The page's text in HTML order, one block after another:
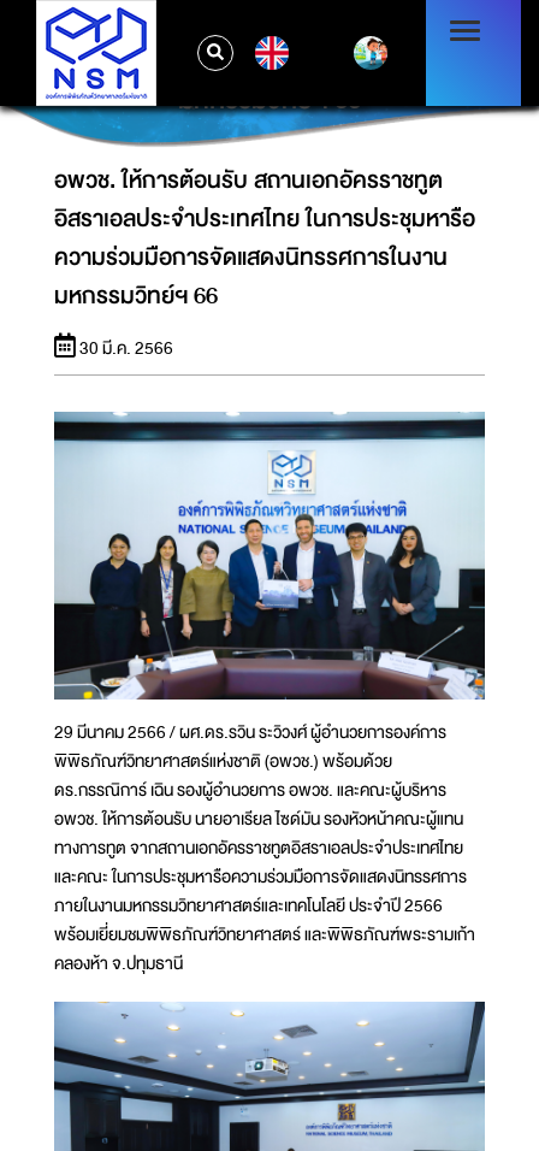
อพวช. ให้การต้อนรับ สถานเอกอัครราชทูต
อิสราเอลประจำประเทศไทย ในการประชุมหารือ
ความร่วมมือการจัดแสดงนิทรรศการในงาน
มหกรรมวิทย์ฯ 66
อพวช. ให้การต้อนรับ สถานเอกอัครราชทูต
อิสราเอลประจำประเทศไทย ในการประชุมหารือ
ความร่วมมือการจัดแสดงนิทรรศการในงาน
มหกรรมวิทย์ฯ 66
30 มี.ค. 2566
29 มีนาคม 2566 / ผศ.ดร.รวิน ระวิวงศ์ ผู้อำนวยการองค์การ
พิพิธภัณฑ์วิทยาศาสตร์แห่งชาติ (อพวช.) พร้อมด้วย
ดร.กรรณิการ์ เฉิน รองผู้อำนวยการ อพวช. และคณะผู้บริหาร
อพวช. ให้การต้อนรับ นายอาเรียล ไซด์มัน รองหัวหน้าคณะผู้แทน
ทางการทูต จากสถานเอกอัครราชทูตอิสราเอลประจำประเทศไทย
และคณะ ในการประชุมหารือความร่วมมือการจัดแสดงนิทรรศการ
ภายในงานมหกรรมวิทยาศาสตร์และเทคโนโลยี ประจำปี 2566
พร้อมเยี่ยมชมพิพิธภัณฑ์วิทยาศาสตร์ และพิพิธภัณฑ์พระรามเก้า
คลองห้า จ.ปทุมธานี